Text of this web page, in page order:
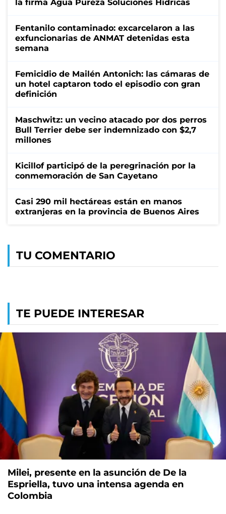
la firma Agua Pureza Soluciones Hídricas
Fentanilo contaminado: excarcelaron a las
exfuncionarias de ANMAT detenidas esta
semana
Femicidio de Mailén Antonich: las cámaras de
un hotel captaron todo el episodio con gran
definición
Maschwitz: un vecino atacado por dos perros
Bull Terrier debe ser indemnizado con $2,7
millones
Kicillof participó de la peregrinación por la
conmemoración de San Cayetano
Casi 290 mil hectáreas están en manos
extranjeras en la provincia de Buenos Aires
TU COMENTARIO
TE PUEDE INTERESAR
Milei, presente en la asunción de De la
Espriella, tuvo una intensa agenda en
Colombia